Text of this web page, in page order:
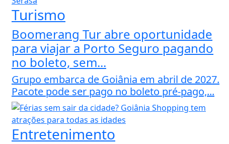
Turismo
Boomerang Tur abre oportunidade
para viajar a Porto Seguro pagando
no boleto, sem...
Grupo embarca de Goiânia em abril de 2027.
Pacote pode ser pago no boleto pré-pago,...
Entretenimento